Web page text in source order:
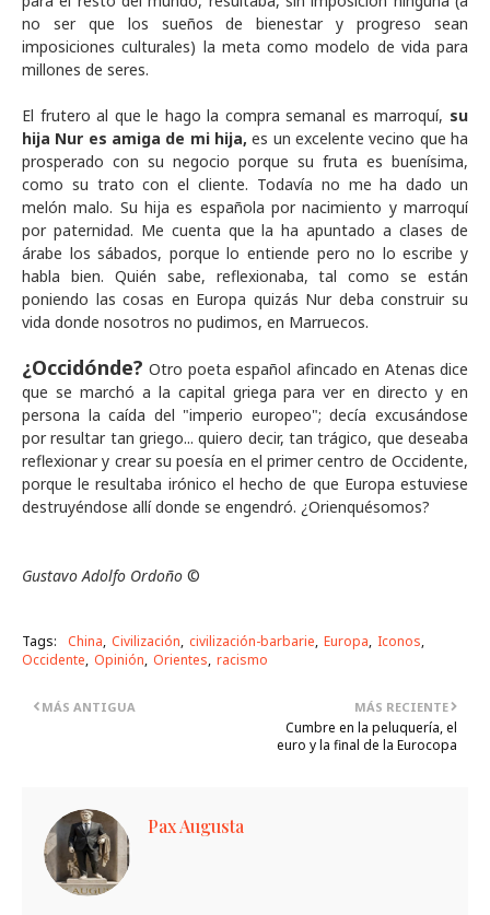
no ser que los sueños de bienestar y progreso sean
imposiciones culturales) la meta como modelo de vida para
millones de seres.
El frutero al que le hago la compra semanal es marroquí, su
hija Nur es amiga de mi hija, es un excelente vecino que ha
prosperado con su negocio porque su fruta es buenísima,
como su trato con el cliente. Todavía no me ha dado un
melón malo. Su hija es española por nacimiento y marroquí
por paternidad. Me cuenta que la ha apuntado a clases de
árabe los sábados, porque lo entiende pero no lo escribe y
habla bien. Quién sabe, reflexionaba, tal como se están
poniendo las cosas en Europa quizás Nur deba construir su
vida donde nosotros no pudimos, en Marruecos.
¿Occidónde? Otro poeta español afincado en Atenas dice
que se marchó a la capital griega para ver en directo y en
persona la caída del "imperio europeo"; decía excusándose
por resultar tan griego... quiero decir, tan trágico, que deseaba
reflexionar y crear su poesía en el primer centro de Occidente,
porque le resultaba irónico el hecho de que Europa estuviese
destruyéndose allí donde se engendró. ¿Orienquésomos?
Gustavo Adolfo Ordoño ©
Tags: China Civilización civilización-barbarie Europa Iconos
Occidente Opinión Orientes racismo
MÁS RECIENTE
Cumbre en la peluquería, el
euro y la final de la Eurocopa
MÁS ANTIGUA
Pax Augusta